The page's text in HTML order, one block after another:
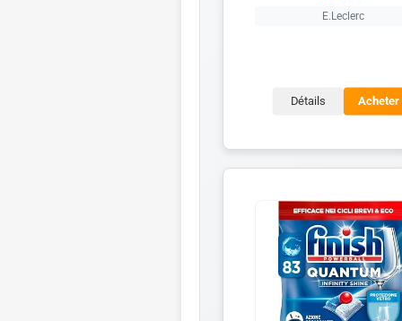
E.Leclerc
Détails Acheter